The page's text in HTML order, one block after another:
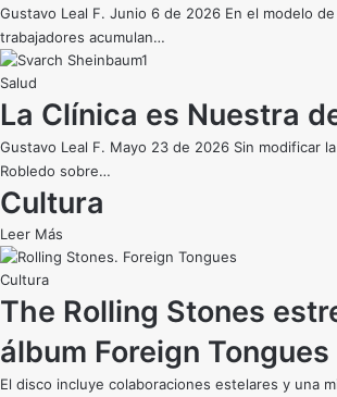
Gustavo Leal F. Junio 6 de 2026 En el modelo
trabajadores acumulan…
Salud
La Clínica es Nuestra
Gustavo Leal F. Mayo 23 de 2026 Sin modificar
Robledo sobre…
Cultura
Leer Más
Cultura
The Rolling Stones
álbum Foreign Tongues
El disco incluye colaboraciones estelares y una